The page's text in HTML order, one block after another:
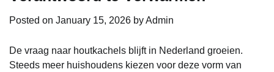
Posted on January 15, 2026 byAdmin
De vraag naar houtkachels blijft in Nederland groeien.
Steeds meer huishoudens kiezen voor deze vorm van